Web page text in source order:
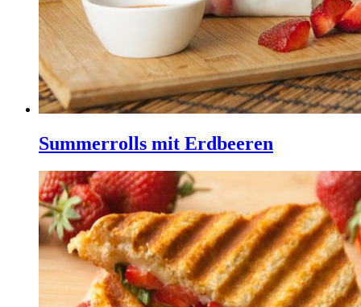
Summerrolls mit Erdbeeren